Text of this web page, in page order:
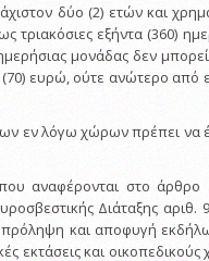
δύο (2) ετών και
τριακόσιες εξήντα (360)
μονάδας δεν
ευρώ, ούτε ανώτερο από
εν λόγω χώρων πρέπει να
αναφέρονται στο
Διάταξης αριθ.
πρόληψη και αποφυγή
εκτάσεις και